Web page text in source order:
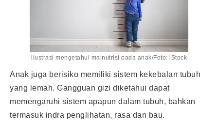
ilustrasi mengetahui malnutrisi pada anak/Foto: iStock
Anak juga berisiko memiliki sistem kekebalan tubuh
yang lemah. Gangguan gizi diketahui dapat
memengaruhi sistem apapun dalam tubuh, bahkan
termasuk indra penglihatan, rasa dan bau.